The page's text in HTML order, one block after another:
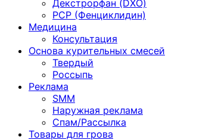
Декстрорфан (DXO)
PCP (Фенциклидин)
Медицина
Консультация
Основа курительных смесей
Твердый
Россыпь
Реклама
SMM
Наружная реклама
Спам/Рассылка
Товары для грова